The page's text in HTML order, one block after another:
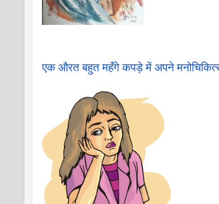
एक औरत बहुत महँगे कपड़े में अपने